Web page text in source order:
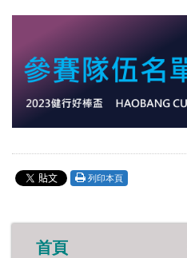
列印本頁
首頁